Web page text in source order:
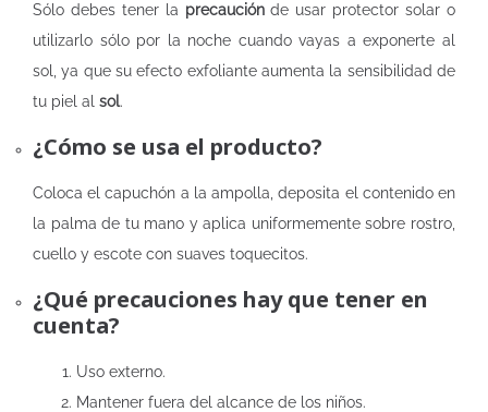
Sólo debes tener la precauciónde usar protector solar o
utilizarlo sólo por la noche cuando vayas a exponerte al
sol, ya que su efecto exfoliante aumenta la sensibilidad de
tu piel al sol.
¿Cómo se usa el producto?
Coloca el capuchón a la ampolla, deposita el contenido en
la palma de tu mano y aplica uniformemente sobre rostro,
cuello y escote con suaves toquecitos.
¿Qué precauciones hay que tener en
cuenta?
Uso externo.
Mantener fuera del alcance de los niños.